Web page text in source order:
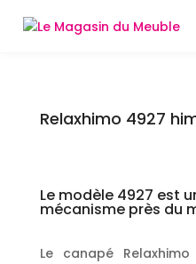
Relaxhimo 4927
Le modèle 4927 est
mécanisme près du
Le canapé